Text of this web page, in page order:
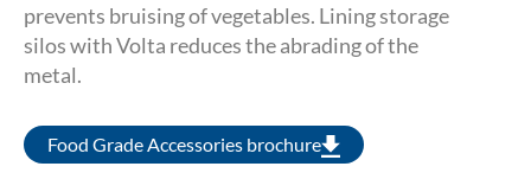
prevents bruising of vegetables. Lining storage
silos with Volta reduces the abrading of the
metal.
Food Grade Accessories brochure